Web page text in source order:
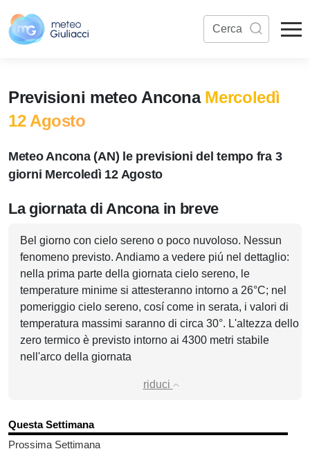
Previsioni meteo Ancona Mercoledì
12 Agosto
Meteo Ancona (AN) le previsioni del tempo fra 3
giorni Mercoledì 12 Agosto
La giornata di Ancona in breve
Bel giorno con cielo sereno o poco nuvoloso. Nessun
fenomeno previsto. Andiamo a vedere piú nel dettaglio:
nella prima parte della giornata cielo sereno, le
temperature minime si attesteranno intorno a 26°C; nel
pomeriggio cielo sereno, cosí come in serata, i valori di
temperatura massimi saranno di circa 30°. L'altezza dello
zero termico è previsto intorno ai 4300 metri stabile
nell'arco della giornata
riduci
Questa Settimana
Prossima Settimana